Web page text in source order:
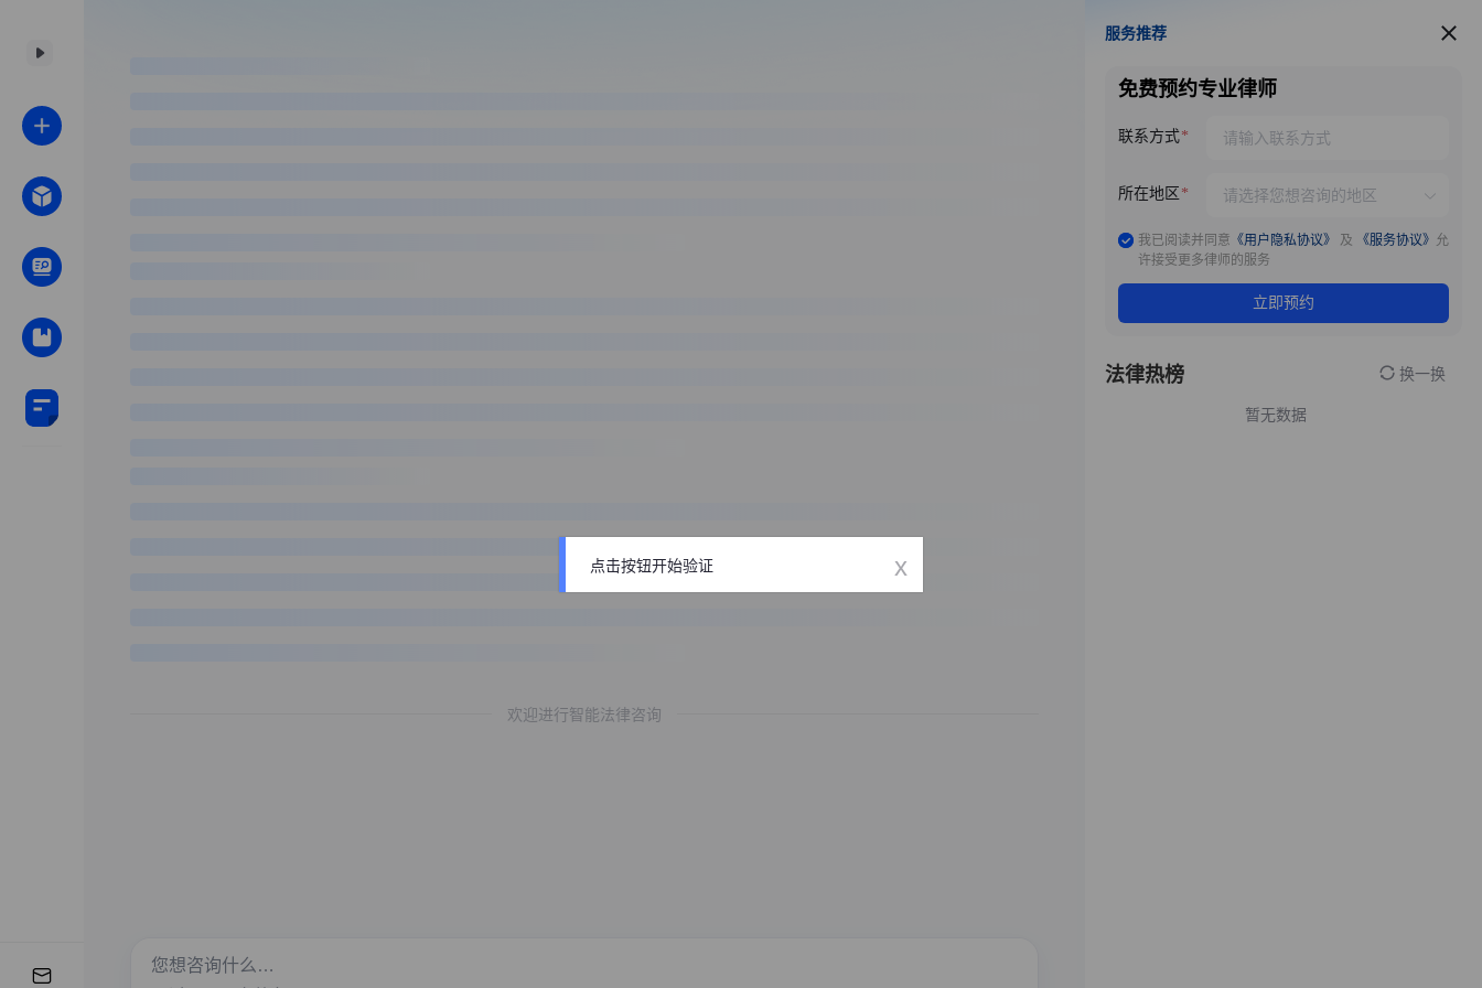
欢迎进行智能法律咨询
服务推荐
服务推荐
免费预约专业律师
联系方式
所在地区
我已阅读并同意 《用户隐私协议》 及 《服务协议》 允
许接受更多律师的服务
立即预约
法律热榜 换一换
暂无数据
点击按钮开始验证 x